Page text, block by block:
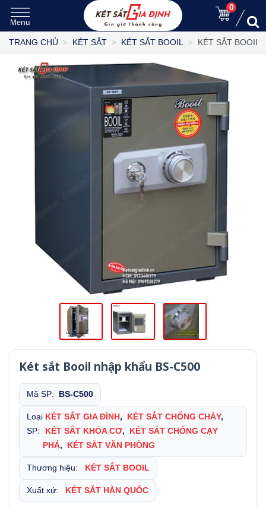
0
TRANG CHỦ KÉT SẮT KÉT SẮT BOOIL KÉT SẮT BOOIL
Két sắt Booil nhập khẩu BS-C500
Mã SP: BS-C500
Loại
SP:
KÉT SẮT GIA ĐÌNH , KÉT SẮT CHỐNG CHÁY,
KÉT SẮT KHÓA CƠ,
KÉT SẮT CHỐNG CẠY
PHÁ, KÉT SẮT VĂN PHÒNG
Thương hiệu: KÉT SẮT BOOIL
Xuất xứ: KÉT SẮT HÀN QUỐC